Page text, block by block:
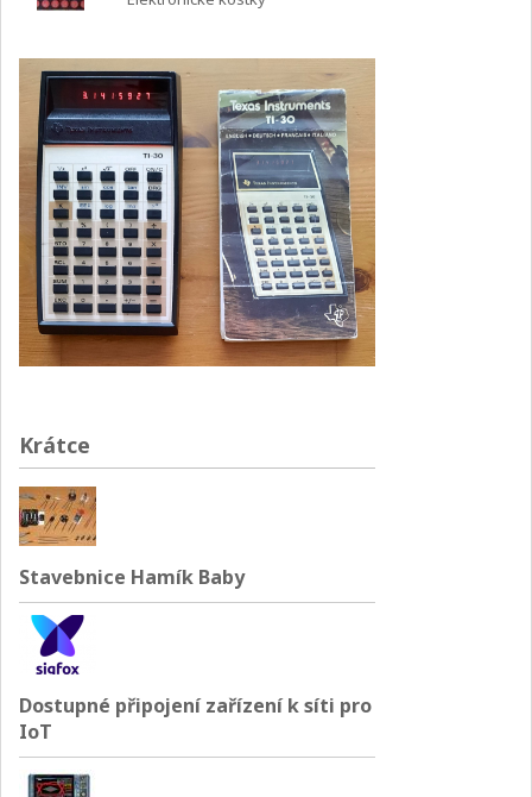
Krátce
Stavebnice Hamík Baby
Dostupné připojení zařízení k síti pro
IoT